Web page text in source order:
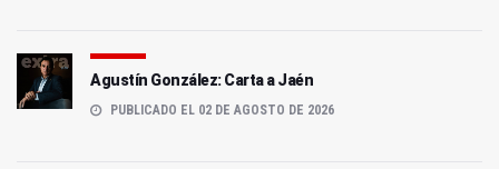
Agustín González: Carta a Jaén
PUBLICADO EL 02 DE AGOSTO DE 2026